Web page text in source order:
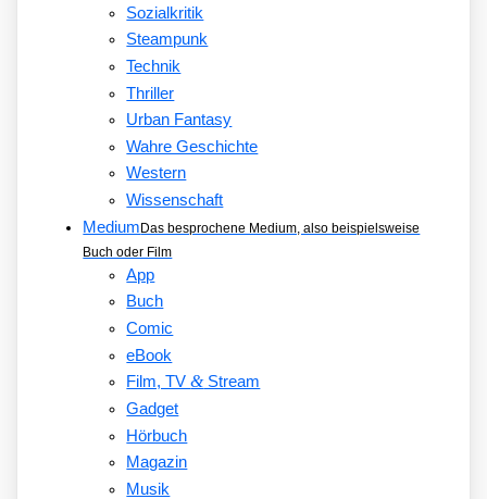
Sozialkritik
Steampunk
Technik
Thriller
Urban Fantasy
Wahre Geschichte
Western
Wissenschaft
MediumDas besprochene Medium, also beispielsweise
Buch oder Film
App
Buch
Comic
eBook
Film, TV&Stream
Gadget
Hörbuch
Magazin
Musik